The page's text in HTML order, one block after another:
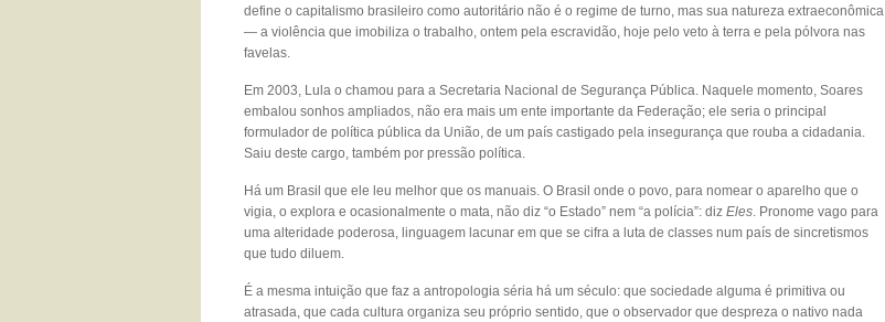
define o capitalismo brasileiro como autoritário não é o regime de turno, mas sua natureza extraeconômica
— a violência que imobiliza o trabalho, ontem pela escravidão, hoje pelo veto à terra e pela pólvora nas
favelas.
Em 2003, Lula o chamou para a Secretaria Nacional de Segurança Pública. Naquele momento, Soares
embalou sonhos ampliados, não era mais um ente importante da Federação; ele seria o principal
formulador de política pública da União, de um país castigado pela insegurança que rouba a cidadania.
Saiu deste cargo, também por pressão política.
Há um Brasil que ele leu melhor que os manuais. O Brasil onde o povo, para nomear o aparelho que o
vigia, o explora e ocasionalmente o mata, não diz “o Estado” nem “a polícia”: dizEles. Pronome vago para
uma alteridade poderosa, linguagem lacunar em que se cifra a luta de classes num país de sincretismos
que tudo diluem.
É a mesma intuição que faz a antropologia séria há um século: que sociedade alguma é primitiva ou
atrasada, que cada cultura organiza seu próprio sentido, que o observador que despreza o nativo nada